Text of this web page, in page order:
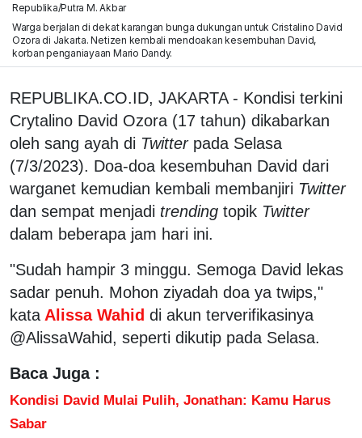
Republika/Putra M. Akbar
Warga berjalan di dekat karangan bunga dukungan untuk Cristalino David
Ozora di Jakarta. Netizen kembali mendoakan kesembuhan David,
korban penganiayaan Mario Dandy.
REPUBLIKA.CO.ID, JAKARTA - Kondisi terkini
Crytalino David Ozora (17 tahun) dikabarkan
oleh sang ayah di Twitterpada Selasa
(7/3/2023). Doa-doa kesembuhan David dari
warganet kemudian kembali membanjiri Twitter
dan sempat menjadi trending topik Twitter
dalam beberapa jam hari ini.
"Sudah hampir 3 minggu. Semoga David lekas
sadar penuh. Mohon ziyadah doa ya twips,"
kata Alissa Wahid di akun terverifikasinya
@AlissaWahid, seperti dikutip pada Selasa.
Baca Juga :
Kondisi David Mulai Pulih, Jonathan: Kamu Harus
Sabar